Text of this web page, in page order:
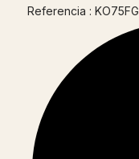
Referencia : KO75FG